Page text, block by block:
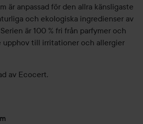
är anpassad för den allra känsligaste
och ekologiska ingredienser av
är 100 % fri från parfymer och
upphov till irritationer och allergier
av Ecocert.